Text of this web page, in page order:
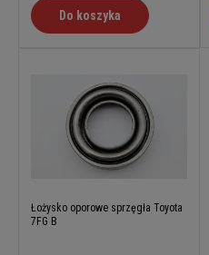
Do koszyka
Łożysko oporowe sprzęgła Toyota
7FG B